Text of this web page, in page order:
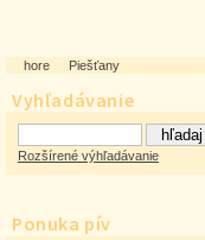
Vyhľadávanie
Rozšírené výhľadávanie
Ponuka pív
hore Piešťany